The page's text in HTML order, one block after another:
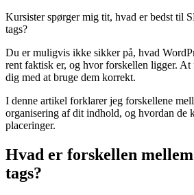
Kursister spørger mig tit, hvad er bedst til
tags?
Du er muligvis ikke sikker på, hvad
rent faktisk er, og hvor forskellen ligger.
dig med at bruge dem korrekt.
I denne artikel forklarer jeg forskellene
organisering af dit indhold, og hvordan de
placeringer.
Hvad er forskellen
tags?